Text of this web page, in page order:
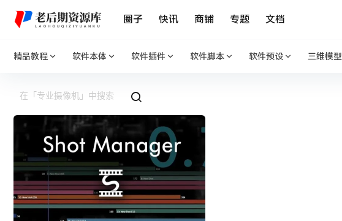
圈子 快讯 商铺 专题 文档
精品教程 软件本体 软件插件 软件脚本 软件预设 三维模型